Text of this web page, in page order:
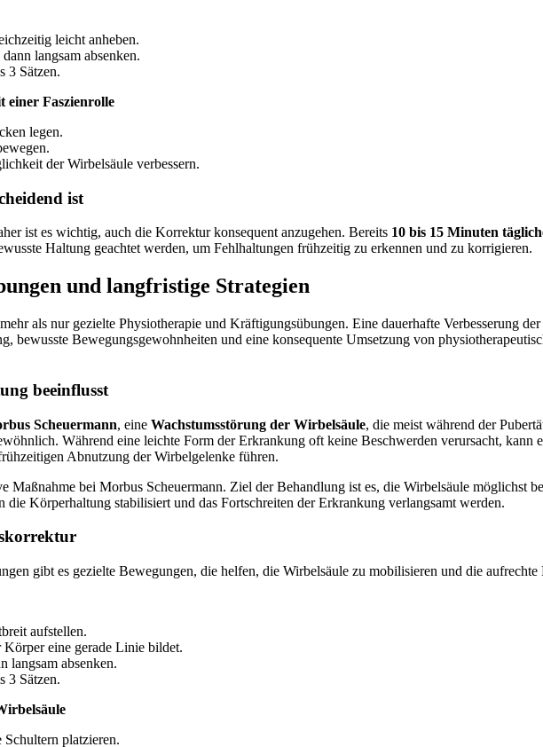
leicht anheben.
langsam absenken.
3 Sätzen.
einer Faszienrolle
legen.
der Wirbelsäule verbessern.
ist
ist es wichtig, auch die Korrektur konsequent anzugehen. Bereits 10 bis 15 Minuten
Haltung geachtet werden, um Fehlhaltungen frühzeitig zu erkennen und zu korrigieren.
und langfristige Strategien
als nur gezielte Physiotherapie und Kräftigungsübungen. Eine dauerhafte Verbesserung
bewusste Bewegungsgewohnheiten und eine konsequente Umsetzung von
beeinflusst
Scheuermann, eine Wachstumsstörung der Wirbelsäule, die meist während der
Während eine leichte Form der Erkrankung oft keine Beschwerden verursacht, kann
Abnutzung der Wirbelgelenke führen.
Maßnahme bei Morbus Scheuermann. Ziel der Behandlung ist es, die Wirbelsäule möglichst
Körperhaltung stabilisiert und das Fortschreiten der Erkrankung verlangsamt werden.
gibt es gezielte Bewegungen, die helfen, die Wirbelsäule zu mobilisieren und die
aufstellen.
Körper eine gerade Linie bildet.
langsam absenken.
3 Sätzen.
platzieren.